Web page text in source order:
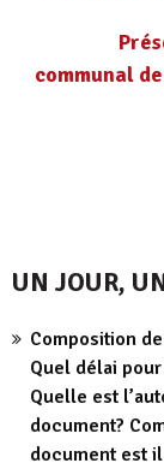
communal
UN JOUR,
Composition
Quel délai
Quelle est
document?
document est